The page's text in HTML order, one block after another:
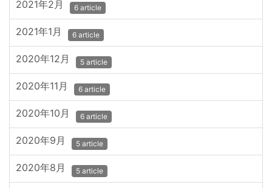
2021年2月 6 article
2021年1月 6 article
2020年12月 5 article
2020年11月 6 article
2020年10月 6 article
2020年9月 5 article
2020年8月 5 article